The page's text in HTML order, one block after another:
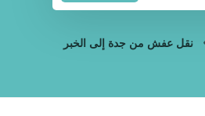
نقل عفش من جدة إلى الخبر